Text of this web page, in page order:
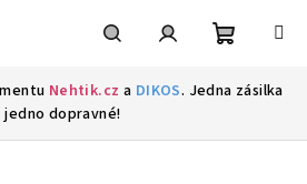
Nehtik.cz a DIKOS. Jedna zásilka
jedno dopravné!